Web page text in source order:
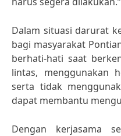
Dalam situasi darurat
bagi masyarakat
berhati-hati saat
lintas, menggunakan
serta tidak
dapat membantu
Dengan kerjasama